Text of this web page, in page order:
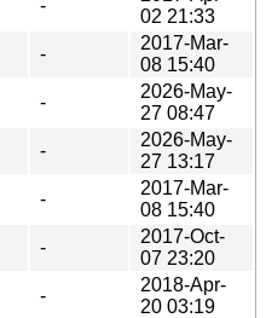
-
02 21:33
-
2017-Mar-
08 15:40
-
2026-May-
27 08:47
-
2026-May-
27 13:17
-
2017-Mar-
08 15:40
-
2017-Oct-
07 23:20
-
2018-Apr-
20 03:19